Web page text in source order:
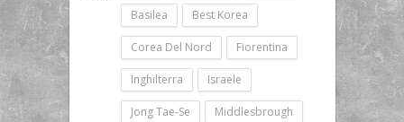
Basilea Best Korea
Corea Del Nord Fiorentina
Inghilterra Israele
Jong Tae-Se Middlesbrough